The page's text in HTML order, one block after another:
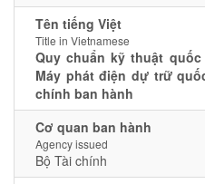
Tên tiếng Việt
Title in Vietnamese
Quy chuẩn kỹ thuật quốc
Máy phát điện dự trữ
chính ban hành
Cơ quan ban hành
Agency issued
Bộ Tài chính